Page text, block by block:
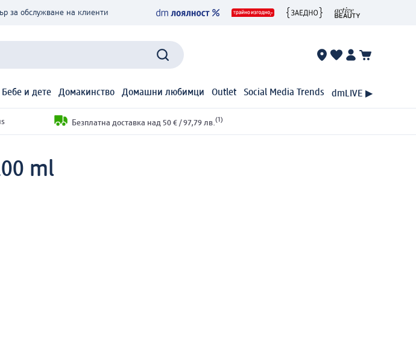
за обслужване на клиенти
Бебе и дете Домакинство Домашни любимци Outlet Social Media Trends dmLIVE ▶
Безплатна доставка над 50 € / 97,79 лв. (1)
ml